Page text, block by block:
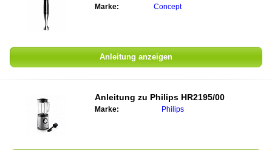
Marke: Concept
Anleitung anzeigen
Anleitung zu Philips HR2195/00
Marke: Philips